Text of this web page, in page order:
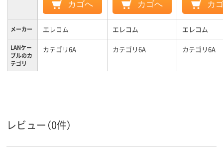
カゴへ カゴへ カ
メーカー エレコム エレコム エレコム
LANケー
ブルのカ
テゴリ
カテゴリ6A カテゴリ6A カテゴリ6A
線方式
レビュー（0件）